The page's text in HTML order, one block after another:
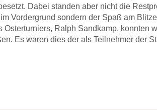
Dabei standen aber nicht die
Vordergrund sondern der Spaß am
Osterturniers, Ralph Sandkamp, konnten
Es waren dies der als Teilnehmer der